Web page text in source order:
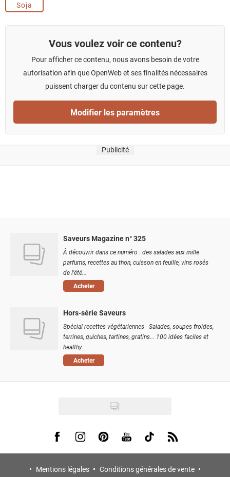
Soja
Vous voulez voir ce contenu?
Pour afficher ce contenu, nous avons besoin de votre
autorisation afin que OpenWeb et ses finalités nécessaires
puissent charger du contenu sur cette page.
Modifier les paramètres
Publicité
Saveurs Magazine n° 325
À découvrir dans ce numéro : des salades aux mille
parfums, recettes au thon, cuisson en feuille, vins rosés
de l'été...
Acheter
Hors-série Saveurs
Spécial recettes végétariennes - Salades, soupes froides,
terrines, quiches, tartines, gratins... 100 idées faciles et
healthy
Acheter
Visit us on Facebook
Visit us on Instagram
Visit us on Pinterest
Visit us on Youtube
Visit us on Tiktok
Visit us on Rss
Mentions légales
Conditions générales de vente